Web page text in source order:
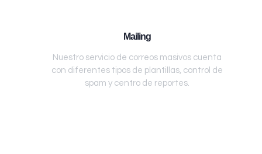
Mailing
Nuestro servicio de correos masivos cuenta
con diferentes tipos de plantillas, control de
spam y centro de reportes.